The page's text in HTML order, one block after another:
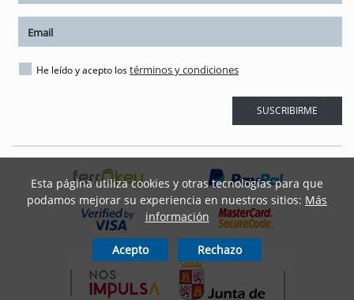
He leído y acepto lostérminos y condiciones
SUSCRIBIRME
Esta página utiliza cookies y otras tecnologías para que
podamos mejorar su experiencia en nuestros sitios: Más
información
Acepto Rechazo
del texto
espaciado del texto